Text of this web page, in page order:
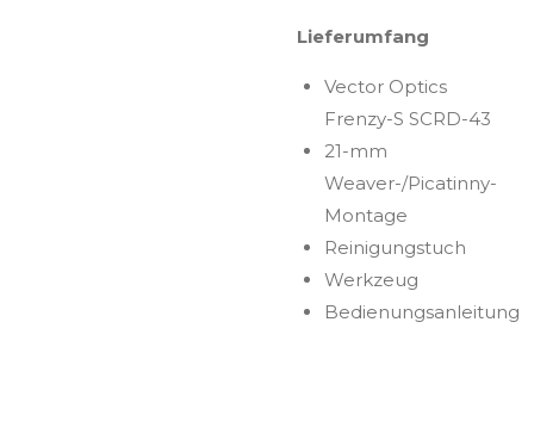
Lieferumfang
Vector Optics
Frenzy-S SCRD-43
21-mm
Weaver-/Picatinny-
Montage
Reinigungstuch
Werkzeug
Bedienungsanleitung